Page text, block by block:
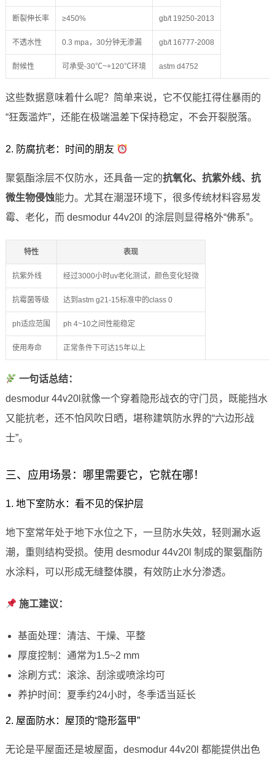
断裂伸长率 ≥450% gb/t 19250-2013
不透水性 0.3 mpa，30分钟无渗漏 gb/t 16777-2008
耐候性 可承受-30℃~+120℃环境 astm d4752
这些数据意味着什么呢？简单来说，它不仅能扛得住暴雨的
“狂轰滥炸”，还能在极端温差下保持稳定，不会开裂脱落。
2. 防腐抗老：时间的朋友
聚氨酯涂层不仅防水，还具备一定的抗氧化、抗紫外线、抗
微生物侵蚀能力。尤其在潮湿环境下，很多传统材料容易发
霉、老化，而 desmodur 44v20l 的涂层则显得格外“佛系”。
特性 表现
抗紫外线 经过3000小时uv老化测试，颜色变化轻微
抗霉菌等级 达到astm g21-15标准中的class 0
ph适应范围 ph 4~10之间性能稳定
使用寿命 正常条件下可达15年以上
一句话总结：
desmodur 44v20l就像一个穿着隐形战衣的守门员，既能挡水
又能抗老，还不怕风吹日晒，堪称建筑防水界的“六边形战
士”。
三、应用场景：哪里需要它，它就在哪！
1. 地下室防水：看不见的保护层
地下室常年处于地下水位之下，一旦防水失效，轻则漏水返
潮，重则结构受损。使用 desmodur 44v20l 制成的聚氨酯防
水涂料，可以形成无缝整体膜，有效防止水分渗透。
施工建议：
基面处理：清洁、干燥、平整
厚度控制：通常为1.5~2 mm
涂刷方式：滚涂、刮涂或喷涂均可
养护时间：夏季约24小时，冬季适当延长
2. 屋面防水：屋顶的“隐形盔甲”
无论是平屋面还是坡屋面，desmodur 44v20l 都能提供出色